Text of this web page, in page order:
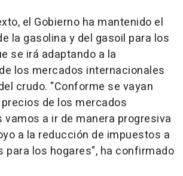
el Gobierno ha mantenido el
la gasolina y del gasoil para los
se irá adaptando a la
los mercados internacionales
crudo. "Conforme se vayan
de los mercados
a ir de manera progresiva
a la reducción de impuestos a
para los hogares", ha confirmado